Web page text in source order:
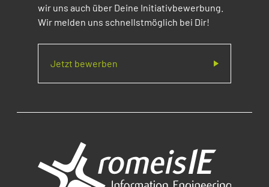
wir uns auch über Deine Initiativbewerbung.
Wir melden uns schnellstmöglich bei Dir!
Jetzt bewerben